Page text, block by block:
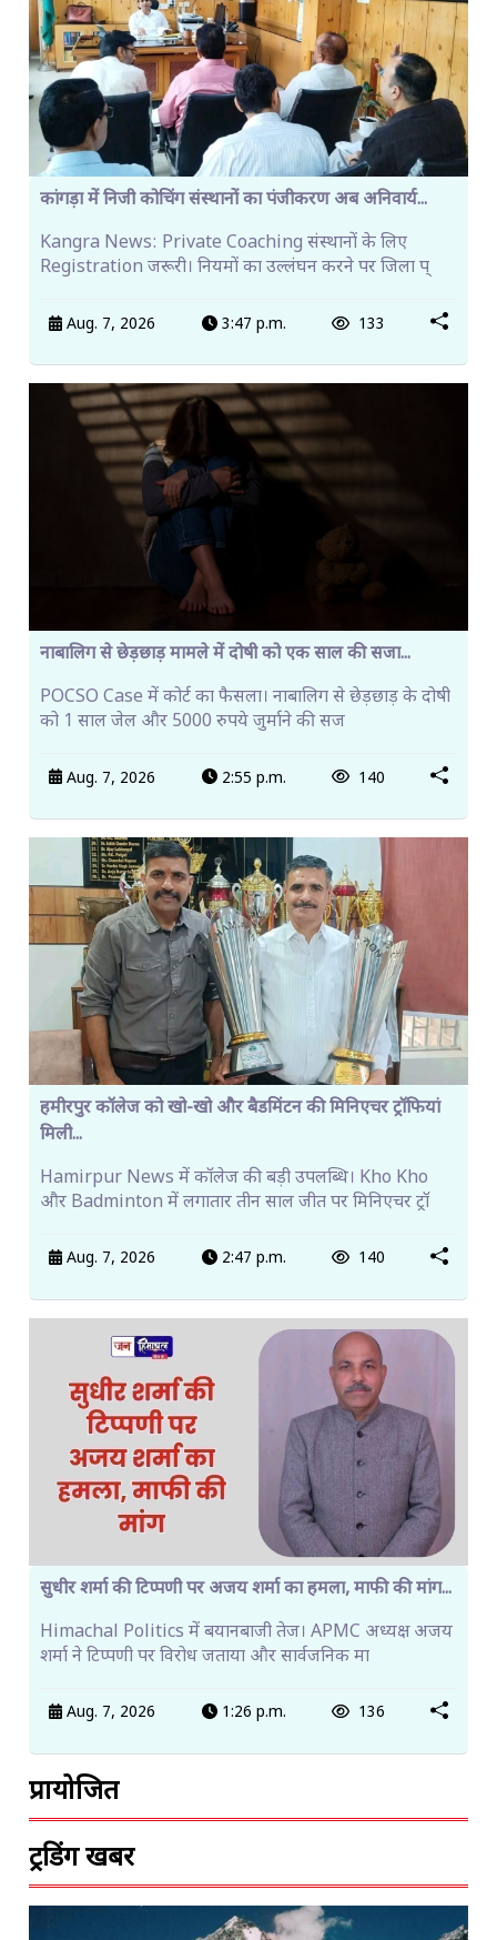
कांगड़ा में निजी कोचिंग संस्थानों का पंजीकरण अब अनिवार्य...
Kangra News: Private Coaching संस्थानों के लिए
Registration जरूरी। नियमों का उल्लंघन करने पर जिला प्
Aug. 7, 2026 3:47 p.m. 133
नाबालिग से छेड़छाड़ मामले में दोषी को एक साल की सजा...
POCSO Case में कोर्ट का फैसला। नाबालिग से छेड़छाड़ के दोषी
को 1 साल जेल और 5000 रुपये जुर्माने की सज
Aug. 7, 2026 2:55 p.m. 140
हमीरपुर कॉलेज को खो-खो और बैडमिंटन की मिनिएचर ट्रॉफियां
मिली...
Hamirpur News में कॉलेज की बड़ी उपलब्धि। Kho Kho
और Badminton में लगातार तीन साल जीत पर मिनिएचर ट्रॉ
Aug. 7, 2026 2:47 p.m. 140
सुधीर शर्मा की टिप्पणी पर अजय शर्मा का हमला, माफी की मांग...
Himachal Politics में बयानबाजी तेज। APMC अध्यक्ष अजय
शर्मा ने टिप्पणी पर विरोध जताया और सार्वजनिक मा
Aug. 7, 2026 1:26 p.m. 136
प्रायोजित
ट्रेंडिंग खबरें